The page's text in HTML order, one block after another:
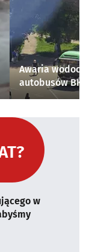
Awaria
autobusów
w